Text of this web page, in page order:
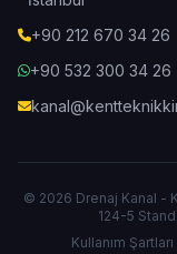
+90 212 670 34 26
+90 532 300 34 26
© 2026 Drenaj Kanal -
124-5
Kullanım